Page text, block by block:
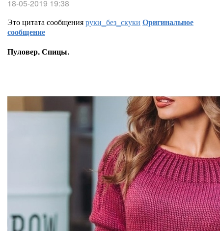
18-05-2019 19:38
Это цитата сообщенияруки_без_скуки Оригинальное
сообщение
Пуловер. Спицы.